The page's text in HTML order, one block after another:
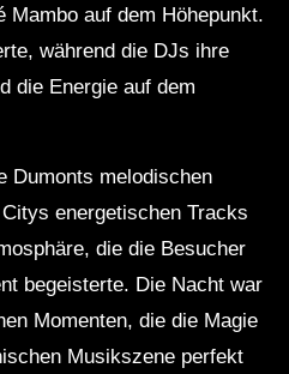
Mambo auf dem Höhepunkt.
während die DJs ihre
die Energie auf dem
Dumonts melodischen
energetischen Tracks
die die Besucher
begeisterte. Die Nacht war
Momenten, die die Magie
Musikszene perfekt